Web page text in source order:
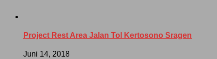
Project Rest Area Jalan Tol Kertosono Sragen
Juni 14, 2018